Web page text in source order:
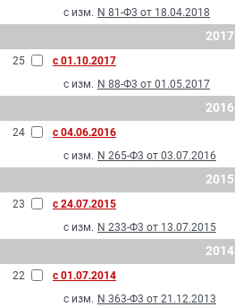
с изм. N 81-Ф3 от 18.04.2018
2017
25
с 01.10.2017
с изм. N 88-Ф3 от 01.05.2017
2016
24
с 04.06.2016
с изм. N 265-Ф3 от 03.07.2016
2015
23
с 24.07.2015
с изм. N 233-Ф3 от 13.07.2015
2014
22
с 01.07.2014
с изм. N 363-Ф3 от 21.12.2013